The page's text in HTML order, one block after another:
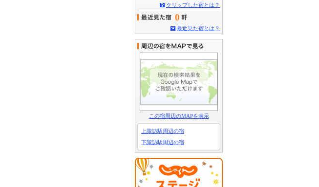
クリップした宿とは？
0
最近見た宿とは？
この宿周辺のMAPを表示
上諏訪駅周辺の宿
下諏訪駅周辺の宿